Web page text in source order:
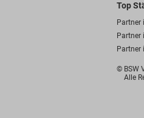
Top
Partner
Partner
Partner
© BSW
Alle